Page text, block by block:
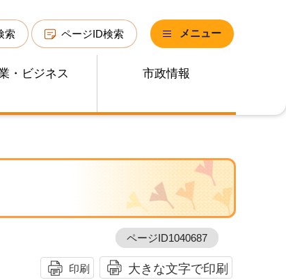
索 ページID検索 メニュー
・ビジネス 市政情報
ページID1040687
印刷 大きな文字で印刷